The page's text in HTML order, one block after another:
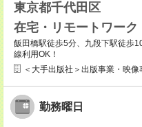
東京都千代田区
在宅・リモートワーク
飯田橋駅徒歩5分、九段下駅徒
線利用OK！
＜大手出版社＞出版事業・映
勤務曜日